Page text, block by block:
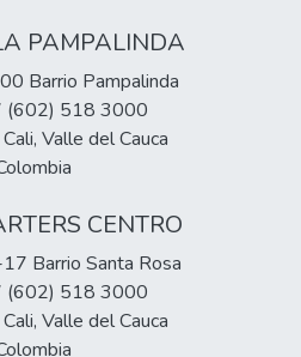
PAMPALINDA
Barrio Pampalinda
(602) 518 3000
Valle del Cauca
CENTRO
Barrio Santa Rosa
(602) 518 3000
Valle del Cauca